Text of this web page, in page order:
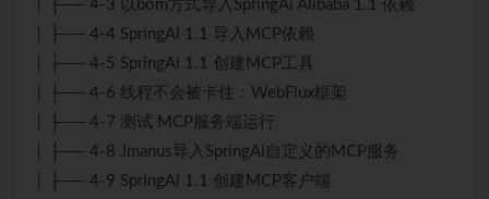
│ ├── 4-3 以bom方式导入SpringAi Alibaba 1.1 依赖
│ ├── 4-4 SpringAi 1.1 导入MCP依赖
│ ├── 4-5 SpringAi 1.1 创建MCP工具
│ ├── 4-6 线程不会被卡住：WebFlux框架
│ ├── 4-7 测试 MCP服务端运行
│ ├── 4-8 Jmanus导入SpringAi自定义的MCP服务
│ ├── 4-9 SpringAi 1.1 创建MCP客户端